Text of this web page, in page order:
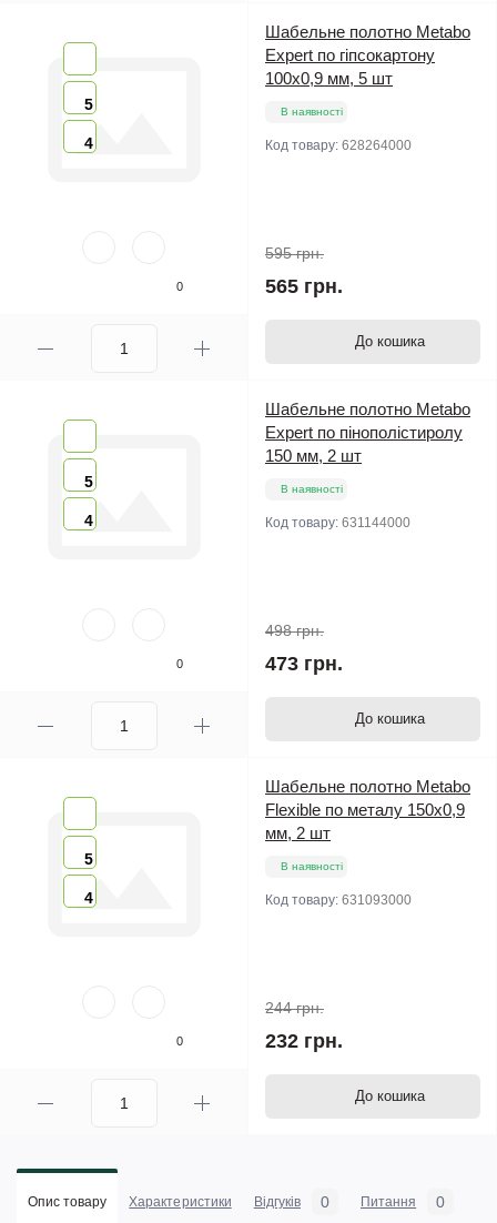
5
4
0
Шабельне полотно Metabo
Expert по гіпсокартону
100х0,9 мм, 5 шт
В наявності
Код товару: 628264000
595 грн.
565 грн.
До кошика
5
4
0
Шабельне полотно Metabo
Expert по пінополістиролу
150 мм, 2 шт
В наявності
Код товару: 631144000
498 грн.
473 грн.
До кошика
5
4
0
Шабельне полотно Metabo
Flexible по металу 150х0,9
мм, 2 шт
В наявності
Код товару: 631093000
244 грн.
232 грн.
До кошика
Опис товару Характеристики Відгуків 0 Питання 0